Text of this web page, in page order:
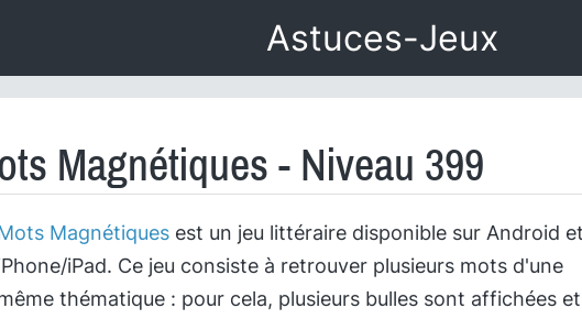
Astuces-Jeux
Magnétiques - Niveau 399
Magnétiques est un jeu littéraire disponible sur Android et
iPad. Ce jeu consiste à retrouver plusieurs mots d'une
thématique : pour cela, plusieurs bulles sont affichées et